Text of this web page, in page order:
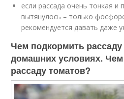
если рассада очень тонкая и
вытянулось – только
рекомендуется давать даже
Чем подкормить
домашних условиях.
рассаду томатов?